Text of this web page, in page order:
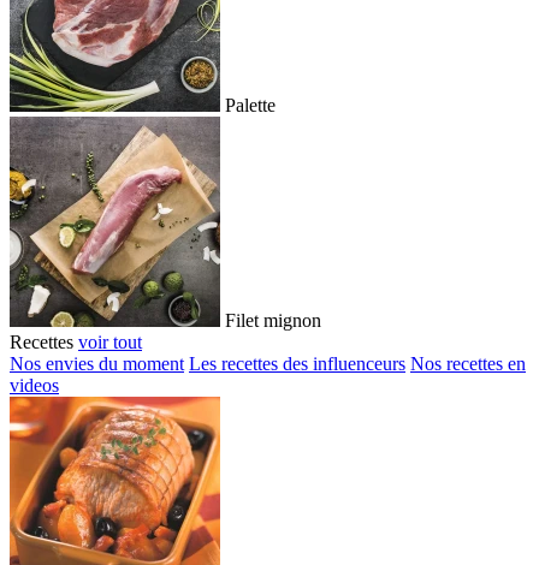
Palette
Filet mignon
Recettes voir tout
Nos envies du moment Les recettes des influenceurs Nos recettes en
videos